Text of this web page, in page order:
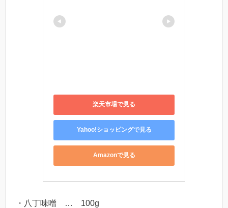
楽天市場で見る
Yahoo!ショッピングで見る
Amazonで見る
・八丁味噌 … 100g